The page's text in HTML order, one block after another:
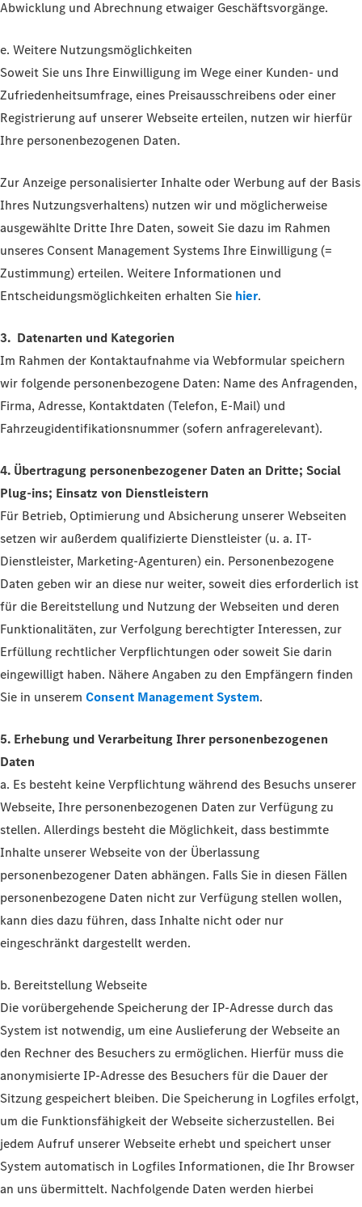
Abwicklung und Abrechnung etwaiger Geschäftsvorgänge.
e. Weitere Nutzungsmöglichkeiten
Soweit Sie uns Ihre Einwilligung im Wege einer Kunden- und
Zufriedenheitsumfrage, eines Preisausschreibens oder einer
Registrierung auf unserer Webseite erteilen, nutzen wir hierfür
Ihre personenbezogenen Daten.
Zur Anzeige personalisierter Inhalte oder Werbung auf der Basis
Ihres Nutzungsverhaltens) nutzen wir und möglicherweise
ausgewählte Dritte Ihre Daten, soweit Sie dazu im Rahmen
unseres Consent Management Systems Ihre Einwilligung (=
Zustimmung) erteilen. Weitere Informationen und
Entscheidungsmöglichkeiten erhalten Sie hier.
3. Datenarten und Kategorien
Im Rahmen der Kontaktaufnahme via Webformular speichern
wir folgende personenbezogene Daten: Name des Anfragenden,
Firma, Adresse, Kontaktdaten (Telefon, E-Mail) und
Fahrzeugidentifikationsnummer (sofern anfragerelevant).
4. Übertragung personenbezogener Daten an Dritte; Social
Plug-ins; Einsatz von Dienstleistern
Für Betrieb, Optimierung und Absicherung unserer Webseiten
setzen wir außerdem qualifizierte Dienstleister (u. a. IT-
Dienstleister, Marketing-Agenturen) ein. Personenbezogene
Daten geben wir an diese nur weiter, soweit dies erforderlich ist
für die Bereitstellung und Nutzung der Webseiten und deren
Funktionalitäten, zur Verfolgung berechtigter Interessen, zur
Erfüllung rechtlicher Verpflichtungen oder soweit Sie darin
eingewilligt haben. Nähere Angaben zu den Empfängern finden
Sie in unserem Consent Management System.
5. Erhebung und Verarbeitung Ihrer personenbezogenen
Daten
a. Es besteht keine Verpflichtung während des Besuchs unserer
Webseite, Ihre personenbezogenen Daten zur Verfügung zu
stellen. Allerdings besteht die Möglichkeit, dass bestimmte
Inhalte unserer Webseite von der Überlassung
personenbezogener Daten abhängen. Falls Sie in diesen Fällen
personenbezogene Daten nicht zur Verfügung stellen wollen,
kann dies dazu führen, dass Inhalte nicht oder nur
eingeschränkt dargestellt werden.
b. Bereitstellung Webseite
Die vorübergehende Speicherung der IP-Adresse durch das
System ist notwendig, um eine Auslieferung der Webseite an
den Rechner des Besuchers zu ermöglichen. Hierfür muss die
anonymisierte IP-Adresse des Besuchers für die Dauer der
Sitzung gespeichert bleiben. Die Speicherung in Logfiles erfolgt,
um die Funktionsfähigkeit der Webseite sicherzustellen. Bei
jedem Aufruf unserer Webseite erhebt und speichert unser
System automatisch in Logfiles Informationen, die Ihr Browser
an uns übermittelt. Nachfolgende Daten werden hierbei